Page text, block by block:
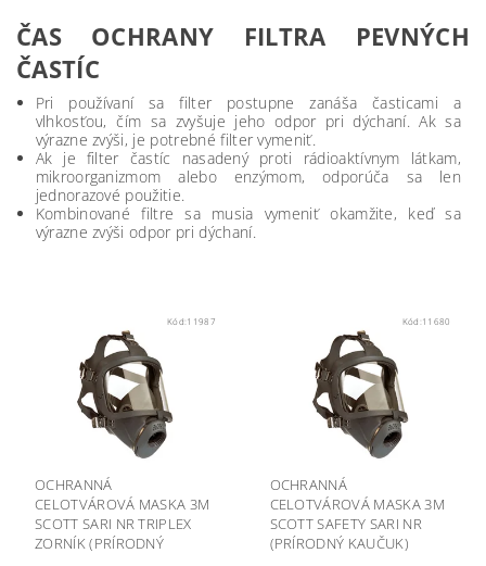
ČAS OCHRANY FILTRA PEVNÝCH
ČASTÍC
Pri používaní sa filter postupne zanáša časticami a
vlhkosťou, čím sa zvyšuje jeho odpor pri dýchaní. Ak sa
výrazne zvýši, je potrebné filter vymeniť.
Ak je filter častíc nasadený proti rádioaktívnym látkam,
mikroorganizmom alebo enzýmom, odporúča sa len
jednorazové použitie.
Kombinované filtre sa musia vymeniť okamžite, keď sa
výrazne zvýši odpor pri dýchaní.
Kód: 11987
OCHRANNÁ
CELOTVÁROVÁ MASKA 3M
SCOTT SARI NR TRIPLEX
ZORNÍK (PRÍRODNÝ
Kód: 11680
OCHRANNÁ
CELOTVÁROVÁ MASKA 3M
SCOTT SAFETY SARI NR
(PRÍRODNÝ KAUČUK)